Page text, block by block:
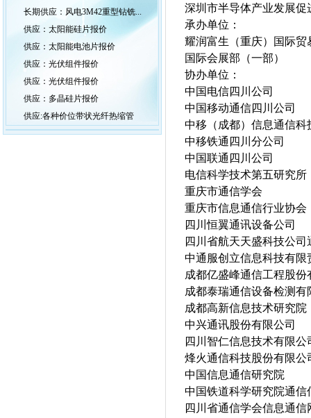
长期供应：风电3M42重型钻铣...
供应：太阳能硅片报价
供应：太阳能电池片报价
供应：光伏组件报价
供应：光伏组件报价
供应：多晶硅片报价
供应:各种价位带状光纤热缩管
深圳市半导体产业发展促
承办单位：
耀润富生（重庆）国际贸
国际会展部（一部）
协办单位：
中国电信四川公司
中国移动通信四川公司
中移（成都）信息通信科
中移铁通四川分公司
中国联通四川
电信科学技术第五研究所
重庆市通信学会
重庆市信息通信行业协会
四川恒翼通讯设备公司
四川省航天天盛科技公
中通服创立信息科技有限
成都亿盛峰通信工程股份
成都泰瑞通信设备检测有
成都高新信息技术研究院
中兴通讯股份有限公司
四川智仁信息技术有限公
烽火通信科技股份有限公
中国信息通信研
中国铁道科学研究院通信
四川省通信学会信息